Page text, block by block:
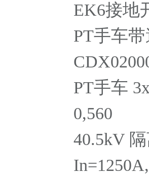
EK6接地
PT手车
PT手车
0,560
40.5kV